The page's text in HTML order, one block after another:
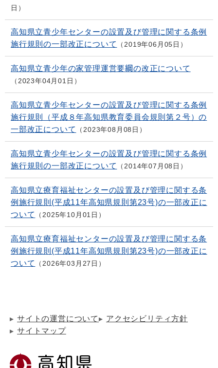
日
高知県立青少年センターの設置及び管理に関する条例
施行規則の一部改正について
2019年06月05日
高知県立青少年の家管理運営要綱の改正について
2023年04月01日
高知県立青少年センターの設置及び管理に関する条例
施行規則（平成８年高知県教育委員会規則第２号）の
一部改正について
2023年08月08日
高知県立青少年センターの設置及び管理に関する条例
施行規則の一部改正について
2014年07月08日
高知県立療育福祉センターの設置及び管理に関する条
例施行規則(平成11年高知県規則第23号)の一部改正に
ついて
2025年10月01日
高知県立療育福祉センターの設置及び管理に関する条
例施行規則(平成11年高知県規則第23号)の一部改正に
ついて
2026年03月27日
サイトの運営について
アクセシビリティ方針
サイトマップ